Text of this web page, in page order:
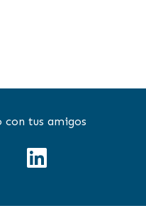
tus amigos